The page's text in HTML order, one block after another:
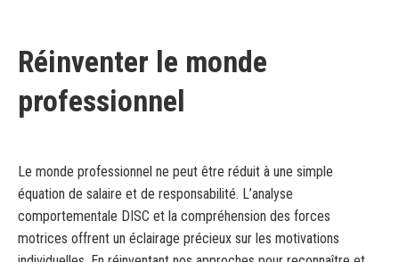
Réinventer le monde
professionnel
Le monde professionnel ne peut être réduit à une simple
équation de salaire et de responsabilité. L’analyse
comportementale DISC et la compréhension des forces
motrices offrent un éclairage précieux sur les motivations